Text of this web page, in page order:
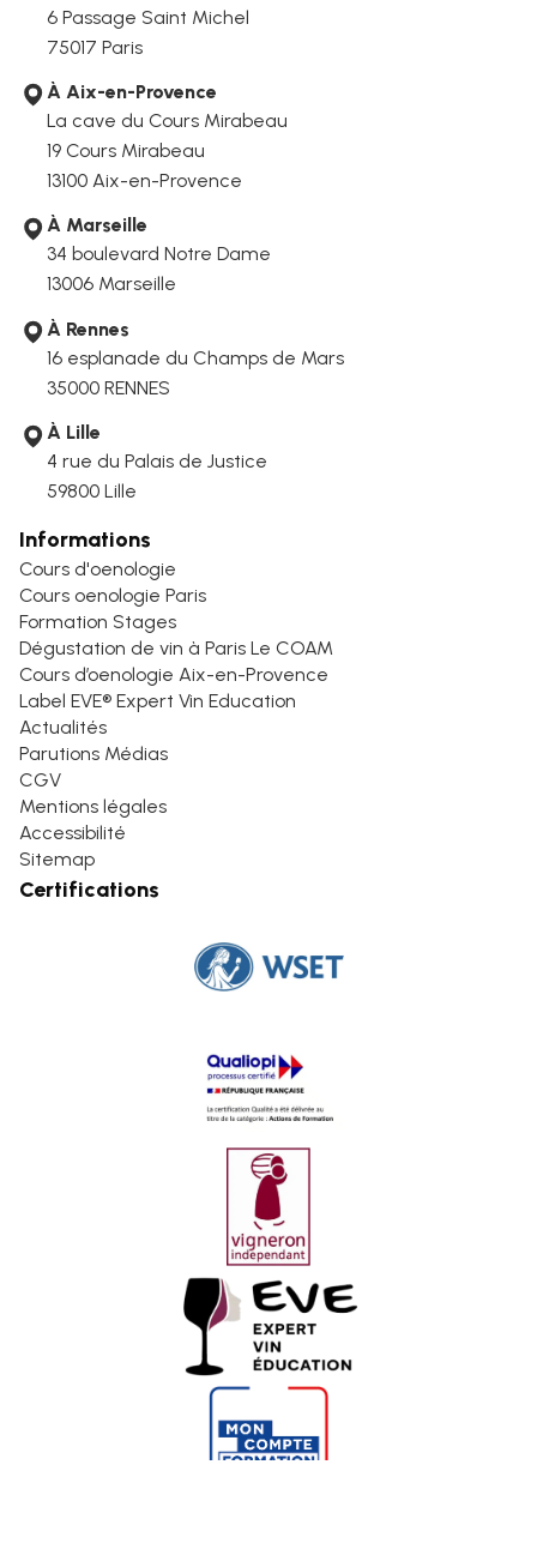
6 Passage Saint Michel
75017 Paris
À Aix-en-Provence
La cave du Cours Mirabeau
19 Cours Mirabeau
13100 Aix-en-Provence
À Marseille
34 boulevard Notre Dame
13006 Marseille
À Rennes
16 esplanade du Champs de Mars
35000 RENNES
À Lille
4 rue du Palais de Justice
59800 Lille
Informations
Cours d'oenologie
Cours oenologie Paris
Formation Stages
Dégustation de vin à Paris Le COAM
Cours d’oenologie Aix-en-Provence
Label EVE® Expert Vin Education
Actualités
Parutions Médias
CGV
Mentions légales
Accessibilité
Sitemap
Certifications